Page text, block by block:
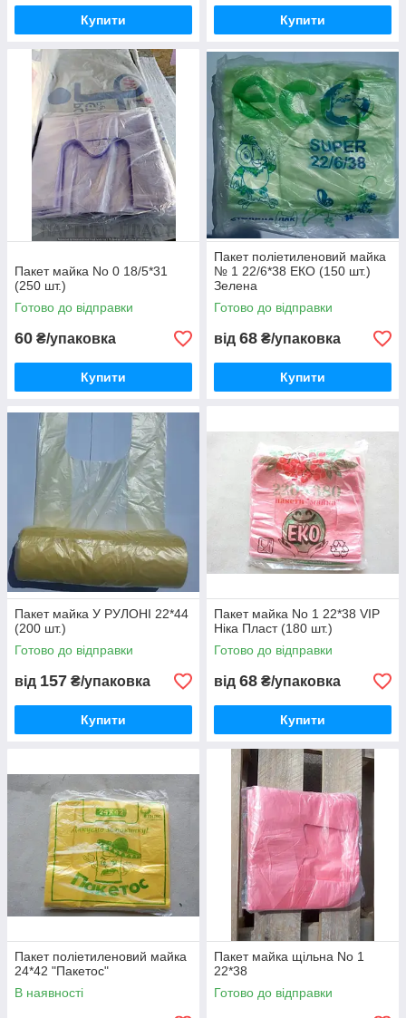
Купити Купити
Пакет майка No 0 18/5*31
(250 шт.)
Готово до відправки
60 ₴/упаковка
Купити
Пакет поліетиленовий майка
№ 1 22/6*38 ЕКО (150 шт.)
Зелена
Готово до відправки
від 68 ₴/упаковка
Купити
Пакет майка У РУЛОНІ 22*44
(200 шт.)
Готово до відправки
від 157 ₴/упаковка
Купити
Пакет майка No 1 22*38 VIP
Ніка Пласт (180 шт.)
Готово до відправки
від 68 ₴/упаковка
Купити
Пакет поліетиленовий майка
24*42 "Пакетос"
В наявності
Пакет майка щільна No 1
22*38
Готово до відправки